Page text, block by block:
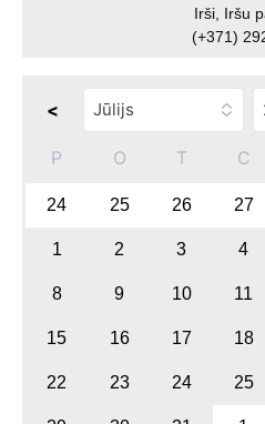
Irši, Iršu
(+371)
<
P O T C
24 25 26 27
1 2 3 4
8 9 10 11
15 16 17 18
22 23 24 25